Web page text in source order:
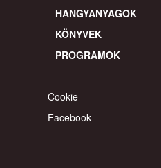
HANGYANYAGOK
KÖNYVEK
PROGRAMOK
Cookie
Facebook